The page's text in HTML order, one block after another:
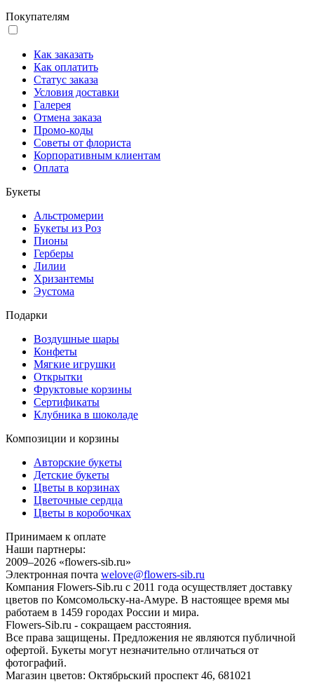
Покупателям
Как заказать
Как оплатить
Статус заказа
Условия доставки
Галерея
Отмена заказа
Промо-коды
Советы от флориста
Корпоративным клиентам
Оплата
Букеты
Альстромерии
Букеты из Роз
Пионы
Герберы
Лилии
Хризантемы
Эустома
Подарки
Воздушные шары
Конфеты
Мягкие игрушки
Открытки
Фруктовые корзины
Сертификаты
Клубника в шоколаде
Композиции и корзины
Авторские букеты
Детские букеты
Цветы в корзинах
Цветочные сердца
Цветы в коробочках
Принимаем к оплате
Наши партнеры:
2009–2026 «flowers-sib.ru»
Электронная почта welove@flowers-sib.ru
Компания Flowers-Sib.ru с 2011 года осуществляет доставку
цветов по Комсомольску-на-Амуре. В настоящее время мы
работаем в 1459 городах России и мира.
Flowers-Sib.ru - сокращаем расстояния.
Все права защищены. Предложения не являются публичной
офертой. Букеты могут незначительно отличаться от
фотографий.
Магазин цветов: Октябрьский проспект 46, 681021